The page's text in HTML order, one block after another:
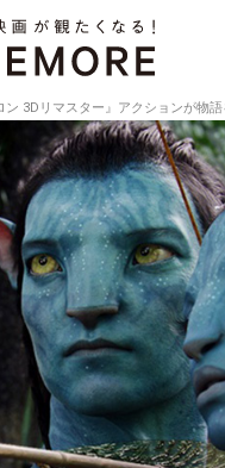
ン 3Dリマスター』アクションが物